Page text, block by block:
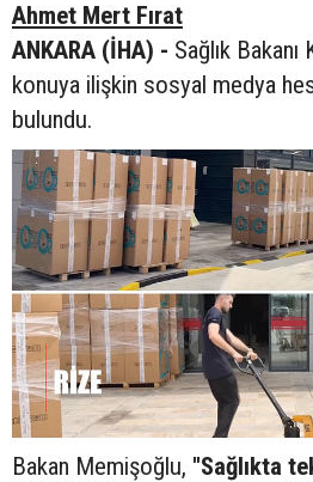
Ahmet Mert Fırat
ANKARA (İHA) - Sağlık
konuya ilişkin sosyal medya
bulundu.
Bakan Memişoğlu, "Sağlıkta